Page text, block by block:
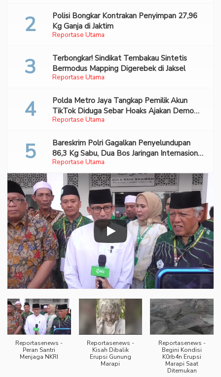
Reportase Utama
Polisi Bongkar Kontrakan Penyimpan 27,96
Kg Ganja di Jaktim
Reportase Utama
Terbongkar! Sindikat Tembakau Sintetis
Bermodus Mapping Digerebek di Jaksel
Reportase Utama
Polda Metro Jaya Tangkap Pemilik Akun
TikTok Diduga Sebar Hoaks Ajakan Demo
Turunkan Prabowo-Gibran
Reportase Utama
Bareskrim Polri Gagalkan Penyelundupan
86,3 Kg Sabu, Dua Bos Jaringan Internasional
Diburu
Reportasenews -
Peran Santri
Menjaga NKRI
Reportasenews -
Kisah Dibalik
Erupsi Gunung
Marapi
Reportasenews -
Begini Kondisi
K0rb4n Erupsi
Marapi Saat
Ditemukan